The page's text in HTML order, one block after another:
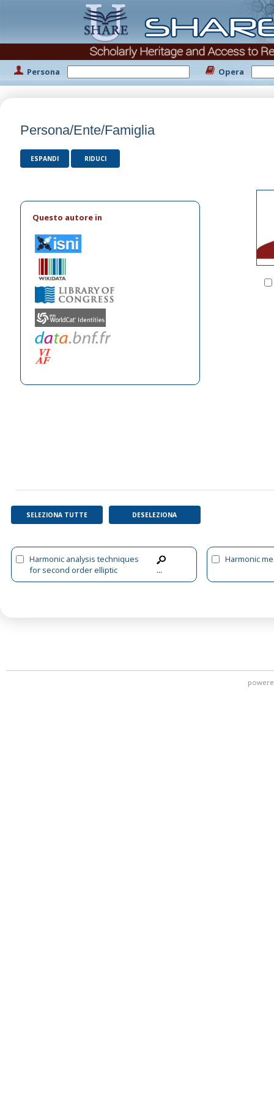
Persona Opera
Persona/Ente/Famiglia
ESPANDI RIDUCI
Questo autore in
SELEZIONA TUTTE DESELEZIONA
Harmonic analysis techniques
for second order elliptic
boundary value problems
...
Harmonic